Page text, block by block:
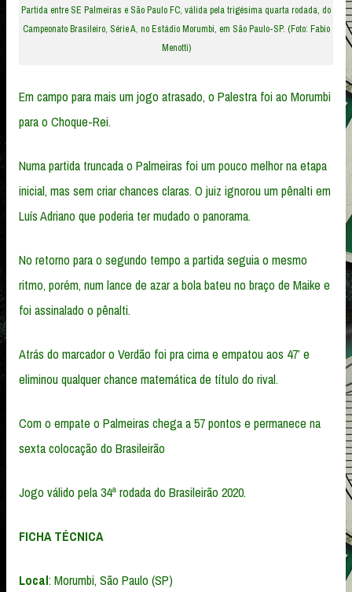
Partida entre SE Palmeiras e São Paulo FC, válida pela trigésima quarta rodada, do
Campeonato Brasileiro, Série A, no Estádio Morumbi, em São Paulo-SP. (Foto: Fabio
Menotti)
Em campo para mais um jogo atrasado, o Palestra foi ao Morumbi
para o Choque-Rei.
Numa partida truncada o Palmeiras foi um pouco melhor na etapa
inicial, mas sem criar chances claras. O juiz ignorou um pênalti em
Luís Adriano que poderia ter mudado o panorama.
No retorno para o segundo tempo a partida seguia o mesmo
ritmo, porém, num lance de azar a bola bateu no braço de Maike e
foi assinalado o pênalti.
Atrás do marcador o Verdão foi pra cima e empatou aos 47′ e
eliminou qualquer chance matemática de título do rival.
Com o empate o Palmeiras chega a 57 pontos e permanece na
sexta colocação do Brasileirão
Jogo válido pela 34ª rodada do Brasileirão 2020.
FICHA TÉCNICA
Local: Morumbi, São Paulo (SP)